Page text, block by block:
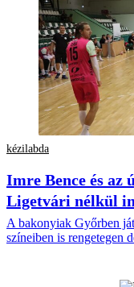
kézilabda
Imre Bence és az
Ligetvári nélkül
A bakonyiak Győrben
színeiben is rengetegen